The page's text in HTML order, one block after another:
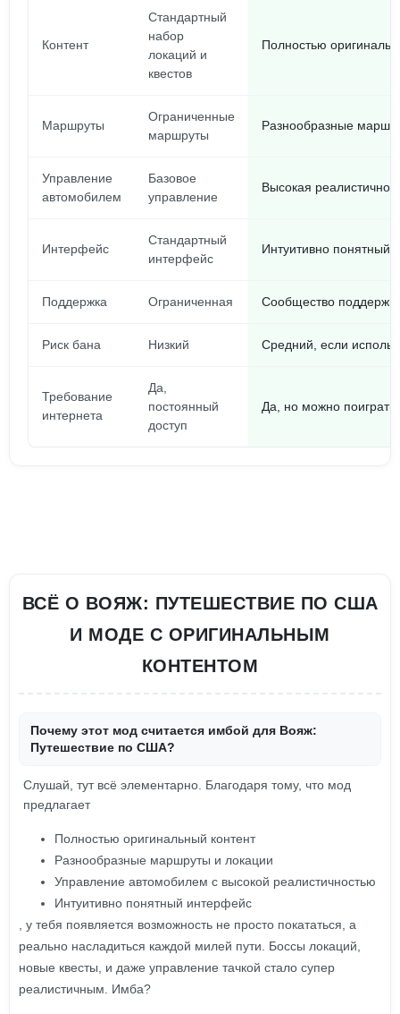
Контент
Стандартный
набор
локаций и
квестов
Полностью
Маршруты
Ограниченные
маршруты
Разнообразные
Управление
автомобилем
Базовое
управление
Высокая
Интерфейс
Стандартный
интерфейс
Интуитивно понятный
Поддержка Ограниченная Сообщество
Риск бана Низкий Средний, если
Требование
интернета
Да,
постоянный
доступ
Да, но можно
ВСЁ О ВОЯЖ: ПУТЕШЕСТВИЕ ПО США
И МОДЕ С ОРИГИНАЛЬНЫМ
КОНТЕНТОМ
Почему этот мод считается имбой для Вояж:
Путешествие по США?
Слушай, тут всё элементарно. Благодаря тому, что мод
предлагает
Полностью оригинальный контент
Разнообразные маршруты и локации
Управление автомобилем с высокой реалистичностью
Интуитивно понятный интерфейс
, у тебя появляется возможность не просто покататься, а
реально насладиться каждой милей пути. Боссы локаций,
новые квесты, и даже управление тачкой стало супер
реалистичным. Имба?